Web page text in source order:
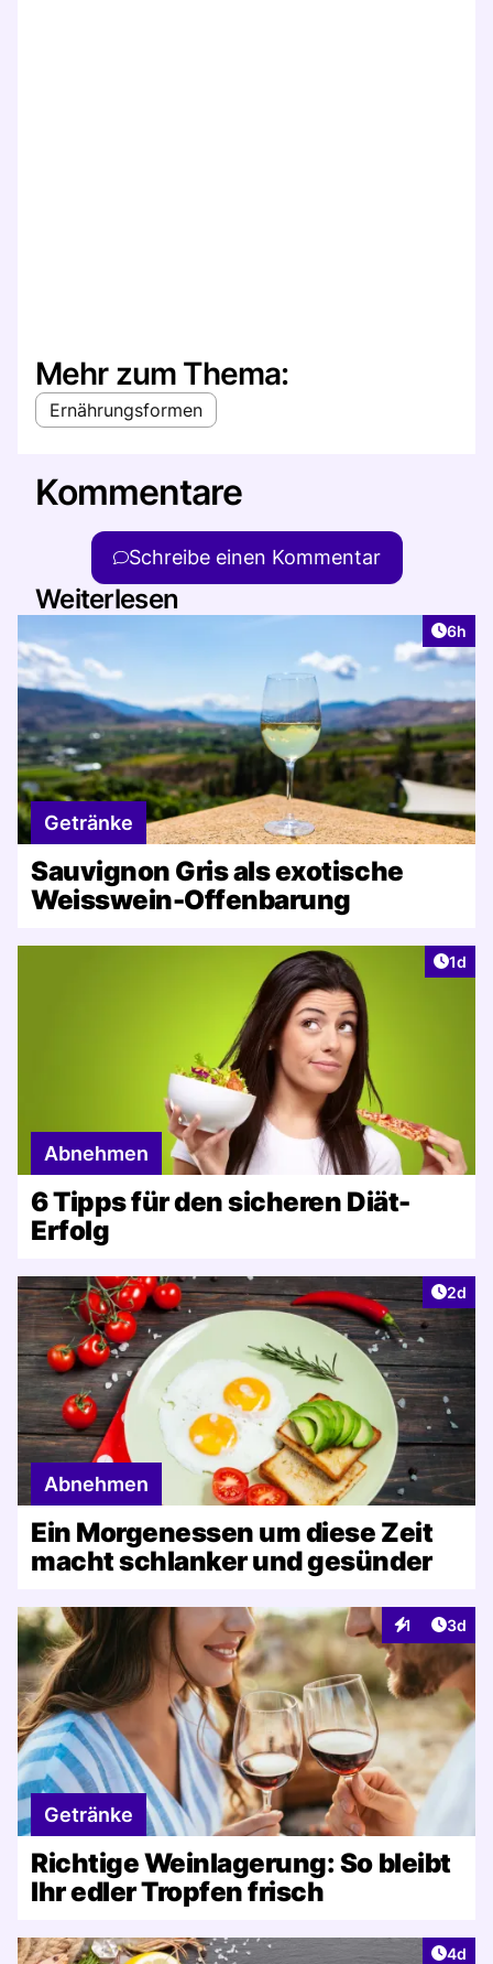
Mehr zum Thema:
Ernährungsformen
Kommentare
Schreibe einen Kommentar
Weiterlesen
6h
Getränke
Sauvignon Gris als exotische
Weisswein-Offenbarung
1d
Abnehmen
6 Tipps für den sicheren Diät-
Erfolg
2d
Abnehmen
Ein Morgenessen um diese Zeit
macht schlanker und gesünder
1
Interaktionen
3d
Getränke
Richtige Weinlagerung: So bleibt
Ihr edler Tropfen frisch
4d